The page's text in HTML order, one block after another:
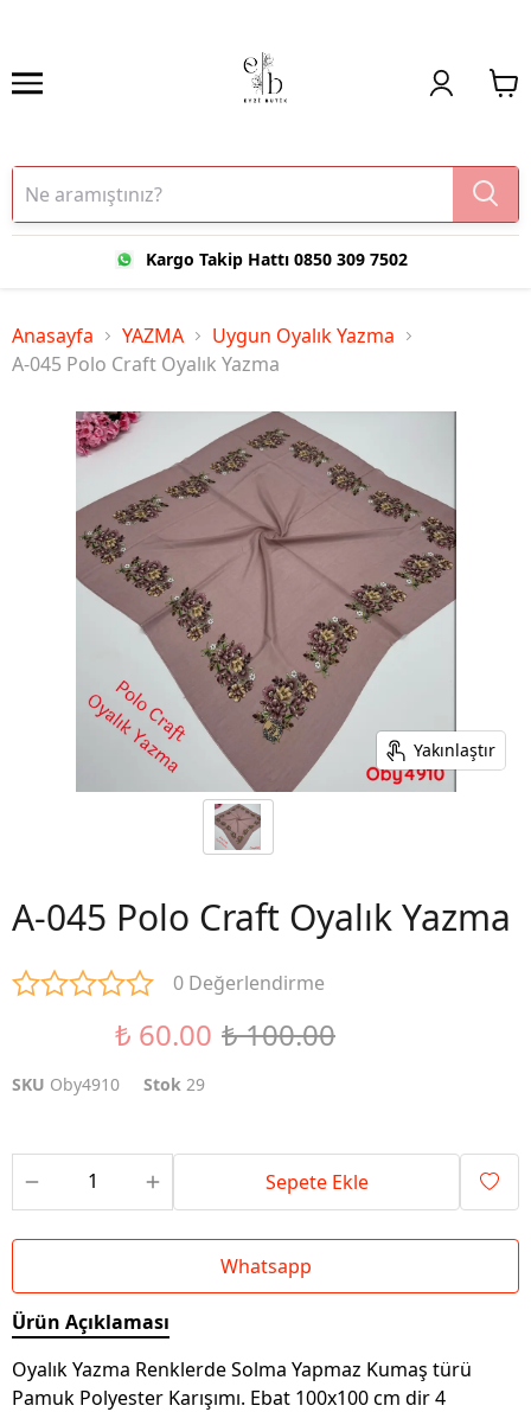
Kargo Takip Hattı 0850 309 7502
Anasayfa YAZMA
Uygun Oyalık Yazma
A-045 Polo Craft Oyalık Yazma
Yakınlaştır
A-045 Polo Craft Oyalık Yazma
0 Değerlendirme
₺ 60.00 ₺ 100.00
SKU Oby4910 Stok 29
Sepete Ekle
Whatsapp
Ürün Açıklaması
Oyalık Yazma Renklerde Solma Yapmaz Kumaş türü
Pamuk Polyester Karışımı. Ebat 100x100 cm dir 4